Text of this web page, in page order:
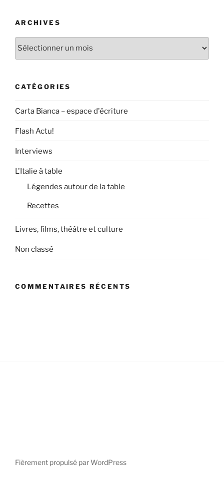
ARCHIVES
Archives
CATÉGORIES
Carta Bianca – espace d'écriture
Flash Actu!
Interviews
L'Italie à table
Légendes autour de la table
Recettes
Livres, films, théâtre et culture
Non classé
COMMENTAIRES RÉCENTS
Fièrement propulsé par WordPress